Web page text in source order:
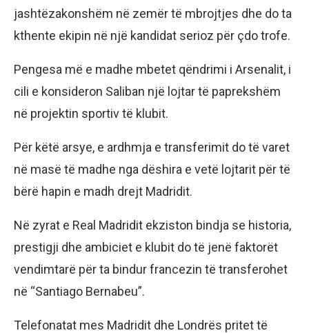
jashtëzakonshëm në zemër të mbrojtjes dhe do ta
kthente ekipin në një kandidat serioz për çdo trofe.
Pengesa më e madhe mbetet qëndrimi i Arsenalit, i
cili e konsideron Saliban një lojtar të paprekshëm
në projektin sportiv të klubit.
Për këtë arsye, e ardhmja e transferimit do të varet
në masë të madhe nga dëshira e vetë lojtarit për të
bërë hapin e madh drejt Madridit.
Në zyrat e Real Madridit ekziston bindja se historia,
prestigji dhe ambiciet e klubit do të jenë faktorët
vendimtarë për ta bindur francezin të transferohet
në “Santiago Bernabeu”.
Telefonatat mes Madridit dhe Londrës pritet të